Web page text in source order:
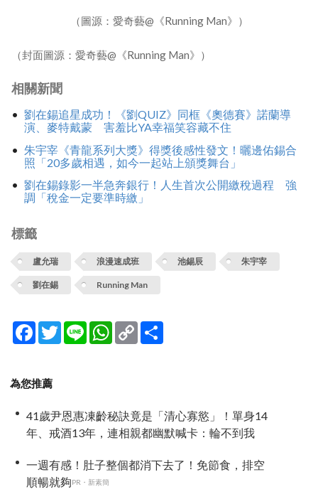
（圖源：愛奇藝@《Running Man》）
（封面圖源：愛奇藝@《Running Man》）
相關新聞
劉在錫追星成功！《劉QUIZ》同框《奧德賽》諾蘭導
演、麥特戴蒙 害羞比YA幸福笑容藏不住
朱宇宰《青龍系列大獎》得獎後感性發文！曬邊佑錫合
照「20多歲相遇，如今一起站上頒獎舞台」
劉在錫錄影一半急奔銀行！人生首次公開繳稅過程 強
調「稅金一定要準時繳」
標籤
盧允瑞 浪漫速成班 池錫辰 朱宇宰
劉在錫 Running Man
Facebook
TwitterLine WhatsApp
Copy
Link
為您推薦
41歲尹恩惠凍齡秘訣竟是「清心寡慾」！單身14
年、戒酒13年，連相親都幽默喊卡：輪不到我
一週有感！肚子整個都消下去了！免節食，排空
順暢就夠PR・新素簡